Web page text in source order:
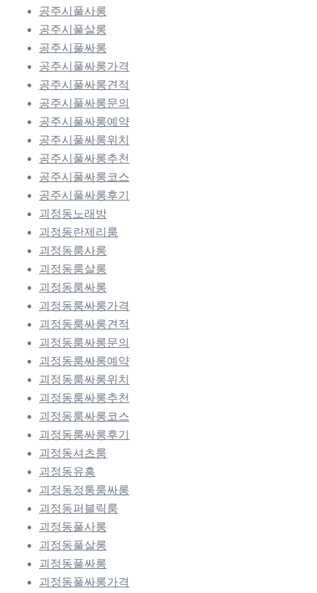
공주시풀사롱
공주시풀살롱
공주시풀싸롱
공주시풀싸롱가격
공주시풀싸롱견적
공주시풀싸롱문의
공주시풀싸롱예약
공주시풀싸롱위치
공주시풀싸롱추천
공주시풀싸롱코스
공주시풀싸롱후기
괴정동노래방
괴정동란제리룸
괴정동룸사롱
괴정동룸살롱
괴정동룸싸롱
괴정동룸싸롱가격
괴정동룸싸롱견적
괴정동룸싸롱문의
괴정동룸싸롱예약
괴정동룸싸롱위치
괴정동룸싸롱추천
괴정동룸싸롱코스
괴정동룸싸롱후기
괴정동셔츠룸
괴정동유흥
괴정동정통룸싸롱
괴정동퍼블릭룸
괴정동풀사롱
괴정동풀살롱
괴정동풀싸롱
괴정동풀싸롱가격